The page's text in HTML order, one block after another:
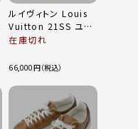
ルイヴィトン Louis
Vuitton 21SS ユニ
セックス モノグラム
イン スニーカー ブル
在庫切れ
66,000